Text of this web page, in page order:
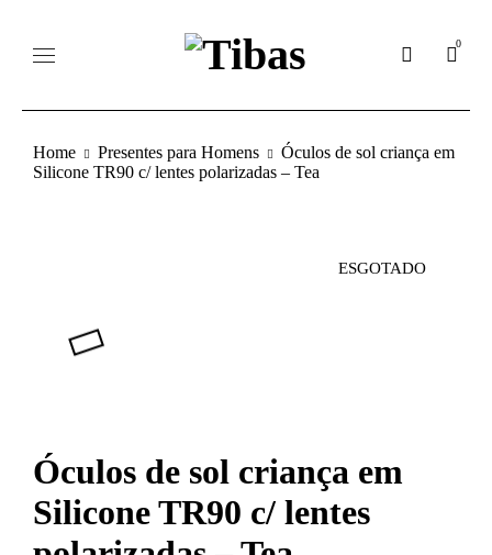
0
Home Presentes para Homens
Óculos de sol criança em
Silicone TR90 c/ lentes polarizadas – Tea
ESGOTADO
Óculos de sol criança em
Silicone TR90 c/ lentes